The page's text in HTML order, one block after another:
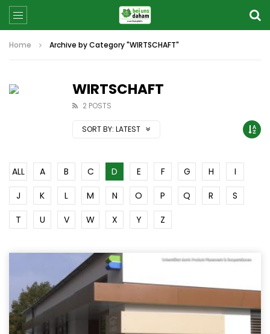
Home Archive by Category "WIRTSCHAFT"
WIRTSCHAFT
2 POSTS
SORT BY: LATEST
ALL A B C D E F G H
I
J
K L M N O P Q R
S
T
U V W X Y Z